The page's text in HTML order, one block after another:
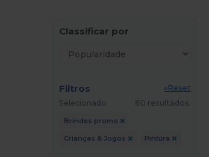
Classificar por
Filtros
«Reset
Selecionado
60 resultados.
Brindes promo
Crianças & Jogos Pintura